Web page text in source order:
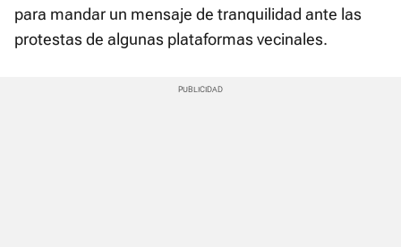
para mandar un mensaje de tranquilidad ante las
protestas de algunas plataformas vecinales.